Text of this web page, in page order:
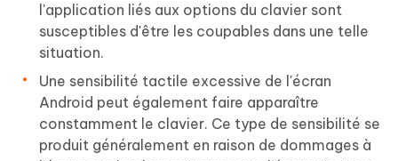
l'application liés aux options du clavier sont
susceptibles d'être les coupables dans une telle
situation.
Une sensibilité tactile excessive de l'écran
Android peut également faire apparaître
constamment le clavier. Ce type de sensibilité se
produit généralement en raison de dommages à